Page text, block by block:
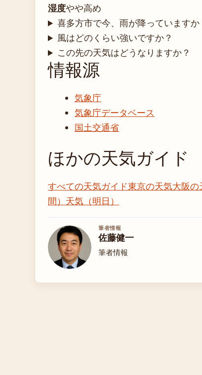
湿度やや高め
喜多方市で今、雨が降っていますか
風はどのくらい強いですか？
この先の天気はどうなりますか？
情報源
気象庁
気象庁データベース
国土交通省
ほかの天気ガイド
すべての天気ガイド東京の天気大阪の
間） 天気（明日）
筆者情報
佐藤健一
筆者情報